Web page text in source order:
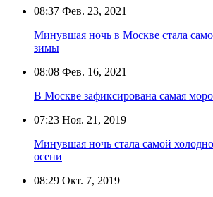
08:37 Фев. 23, 2021
Минувшая ночь в Москве стала
зимы
08:08 Фев. 16, 2021
В Москве зафиксирована самая
07:23 Ноя. 21, 2019
Минувшая ночь стала самой
осени
08:29 Окт. 7, 2019